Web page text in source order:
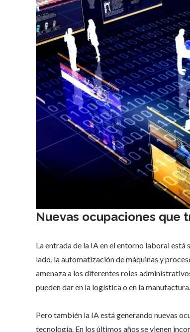
Nuevas ocupaciones que
La entrada de la IA en el entorno laboral
lado, la automatización de máquinas y
amenaza a los diferentes roles
pueden dar en la logística o en la manufactura.
Pero también la IA está generando nuevas
tecnología. En los últimos años se vienen